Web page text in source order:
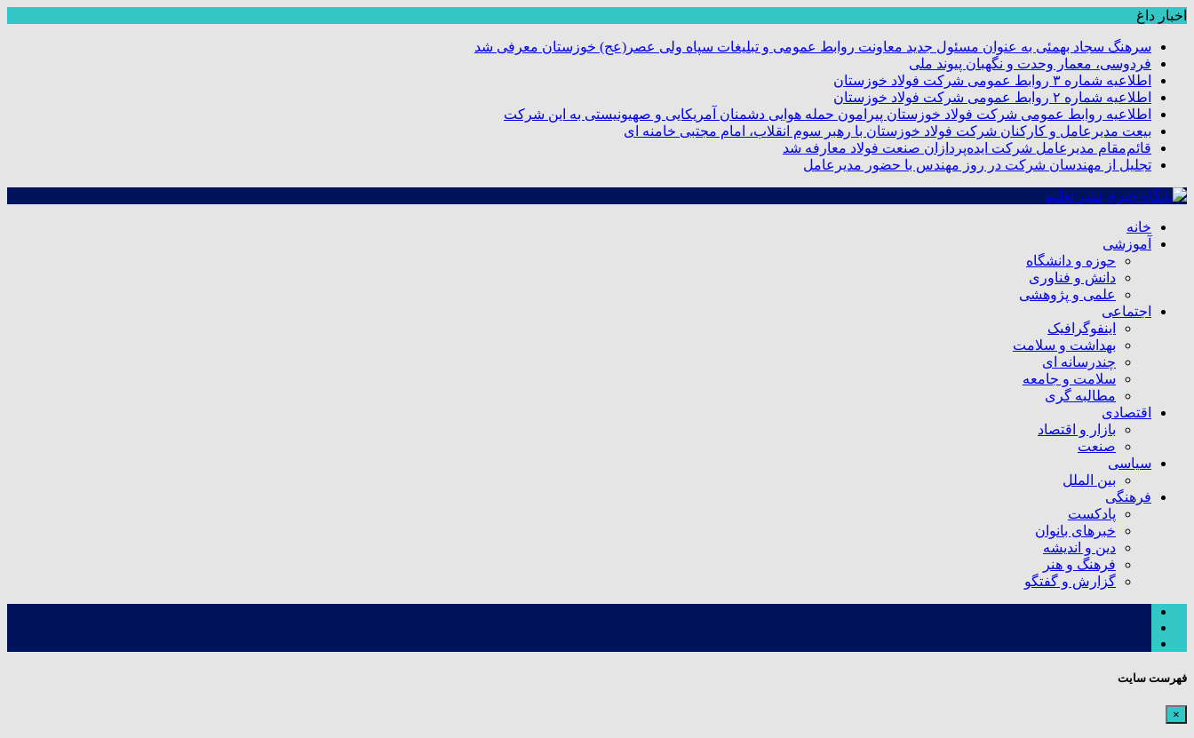
اخبار داغ
سرهنگ سجاد بهمئی به عنوان مسئول جدید معاونت روابط عمومی و تبلیغات سپاه ولی عصر(عج) خوزستان معرفی شد
فردوسی، معمار وحدت و نگهبان پیوند ملی
اطلاعیه شماره ۳ روابط عمومی شرکت فولاد خوزستان
اطلاعیه شماره ۲ روابط عمومی شرکت فولاد خوزستان
اطلاعیه روابط عمومی شرکت فولاد خوزستان پیرامون حمله هوایی دشمنان آمریکایی و صهیونیستی به این شرکت
بیعت مدیرعامل و کارکنان شرکت فولاد خوزستان با رهبر سوم انقلاب، امام مجتبی خامنه ای
قائم‌مقام مدیرعامل شرکت ایده‌پردازان صنعت فولاد معارفه شد
تجلیل از مهندسان شرکت در روز مهندس با حضور مدیرعامل
خانه
آموزشی
حوزه و دانشگاه
دانش و فناوری
علمی و پژوهشی
اجتماعی
اینفوگرافیک
بهداشت و سلامت
چندرسانه ای
سلامت و جامعه
مطالبه گری
اقتصادی
بازار و اقتصاد
صنعت
سیاسی
بین الملل
فرهنگی
پادکست
خبرهای بانوان
دین و اندیشه
فرهنگ و هنر
گزارش و گفتگو
فهرست سایت
×